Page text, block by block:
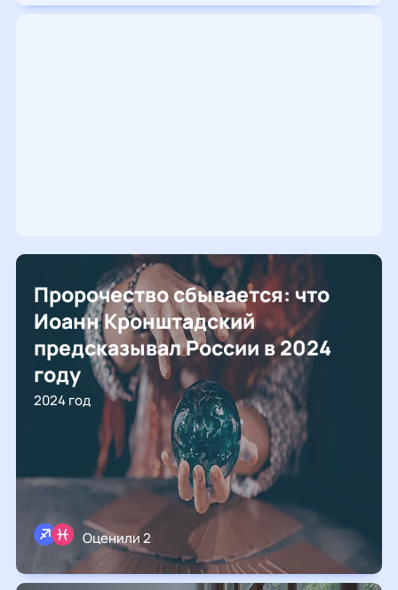
Пророчество сбывается: что
Иоанн Кронштадский
предсказывал России в 2024
году
2024 год
Оценили 2